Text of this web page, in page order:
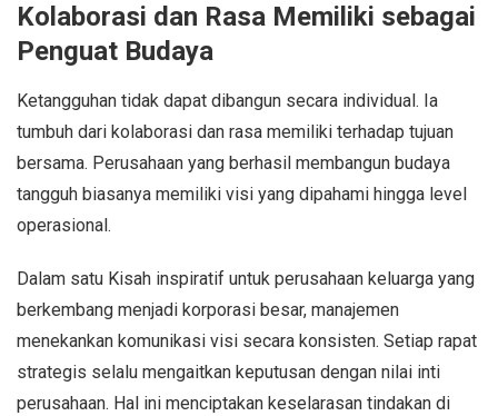
Kolaborasi dan Rasa Memiliki sebagai
Penguat Budaya
Ketangguhan tidak dapat dibangun secara individual. Ia
tumbuh dari kolaborasi dan rasa memiliki terhadap tujuan
bersama. Perusahaan yang berhasil membangun budaya
tangguh biasanya memiliki visi yang dipahami hingga level
operasional.
Dalam satu Kisah inspiratif untuk perusahaan keluarga yang
berkembang menjadi korporasi besar, manajemen
menekankan komunikasi visi secara konsisten. Setiap rapat
strategis selalu mengaitkan keputusan dengan nilai inti
perusahaan. Hal ini menciptakan keselarasan tindakan di